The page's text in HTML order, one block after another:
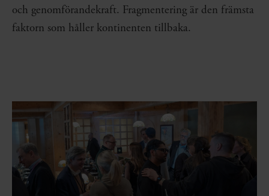
och genomförandekraft. Fragmentering är den främsta
faktorn som håller kontinenten tillbaka.